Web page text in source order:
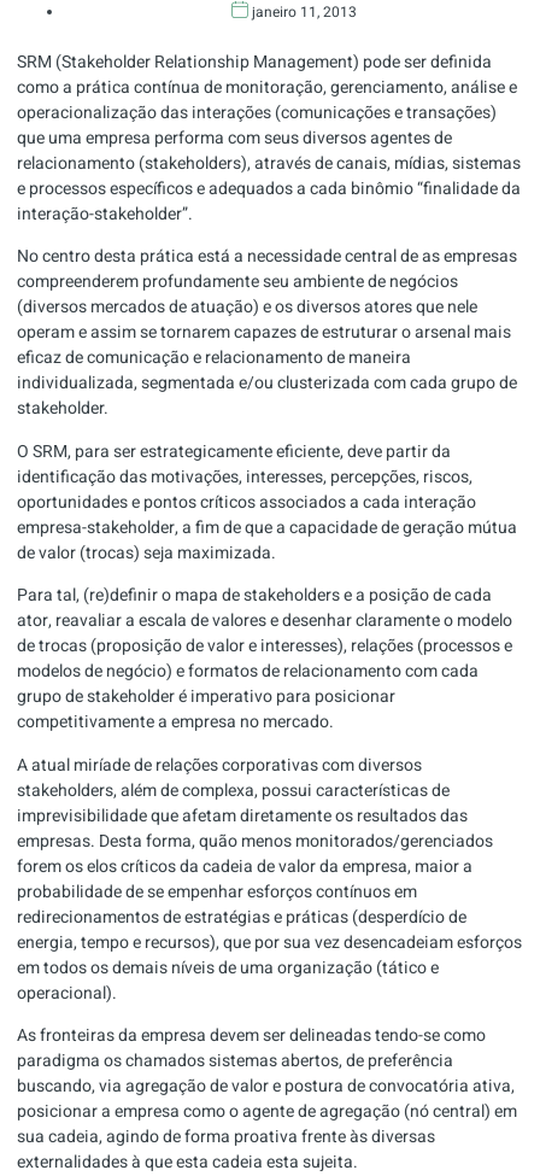
janeiro 11, 2013
SRM (Stakeholder Relationship Management) pode ser definida
como a prática contínua de monitoração, gerenciamento, análise e
operacionalização das interações (comunicações e transações)
que uma empresa performa com seus diversos agentes de
relacionamento (stakeholders), através de canais, mídias, sistemas
e processos específicos e adequados a cada binômio “finalidade da
interação-stakeholder”.
No centro desta prática está a necessidade central de as empresas
compreenderem profundamente seu ambiente de negócios
(diversos mercados de atuação) e os diversos atores que nele
operam e assim se tornarem capazes de estruturar o arsenal mais
eficaz de comunicação e relacionamento de maneira
individualizada, segmentada e/ou clusterizada com cada grupo de
stakeholder.
O SRM, para ser estrategicamente eficiente, deve partir da
identificação das motivações, interesses, percepções, riscos,
oportunidades e pontos críticos associados a cada interação
empresa-stakeholder, a fim de que a capacidade de geração mútua
de valor (trocas) seja maximizada.
Para tal, (re)definir o mapa de stakeholders e a posição de cada
ator, reavaliar a escala de valores e desenhar claramente o modelo
de trocas (proposição de valor e interesses), relações (processos e
modelos de negócio) e formatos de relacionamento com cada
grupo de stakeholder é imperativo para posicionar
competitivamente a empresa no mercado.
A atual miríade de relações corporativas com diversos
stakeholders, além de complexa, possui características de
imprevisibilidade que afetam diretamente os resultados das
empresas. Desta forma, quão menos monitorados/gerenciados
forem os elos críticos da cadeia de valor da empresa, maior a
probabilidade de se empenhar esforços contínuos em
redirecionamentos de estratégias e práticas (desperdício de
energia, tempo e recursos), que por sua vez desencadeiam esforços
em todos os demais níveis de uma organização (tático e
operacional).
As fronteiras da empresa devem ser delineadas tendo-se como
paradigma os chamados sistemas abertos, de preferência
buscando, via agregação de valor e postura de convocatória ativa,
posicionar a empresa como o agente de agregação (nó central) em
sua cadeia, agindo de forma proativa frente às diversas
externalidades à que esta cadeia esta sujeita.